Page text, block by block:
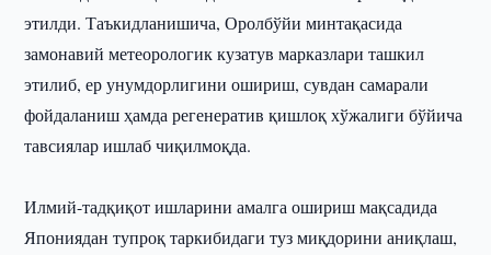
этилди. Таъкидланишича, Оролбўйи минтақасида
замонавий метеорологик кузатув марказлари ташкил
этилиб, ер унумдорлигини ошириш, сувдан самарали
фойдаланиш ҳамда регенератив қишлоқ хўжалиги бўйича
тавсиялар ишлаб чиқилмоқда.
Илмий-тадқиқот ишларини амалга ошириш мақсадида
Япониядан тупроқ таркибидаги туз миқдорини аниқлаш,